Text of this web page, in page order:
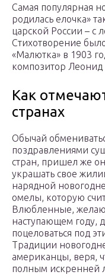
Самая популярная
родилась елочка»
царской России – с
Стихотворение
«Малютка» в 1903
композитор Леонид
Как
странах
Обычай
поздравлениями
стран, пришел же
украшать свое
нарядной
омелы, которую
Влюбленные,
наступающем году,
поцеловаться под
Традиции
американцы, веря,
полным искренней